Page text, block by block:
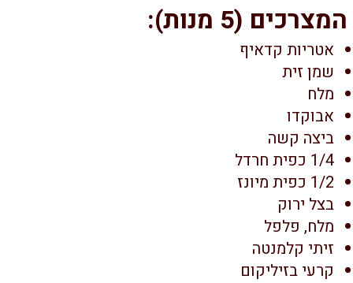
(5 מנות):
אטריות קדאיף
שמן זית
מלח
אבוקדו
ביצה קשה
1/4 כפית חרדל
1/2 כפית מיונז
בצל ירוק
מלח, פלפל
זיתי קלמנטה
קרעי בזיליקום